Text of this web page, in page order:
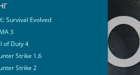
Survival Evolved
3
of Duty 4
Strike 1.6
Strike 2